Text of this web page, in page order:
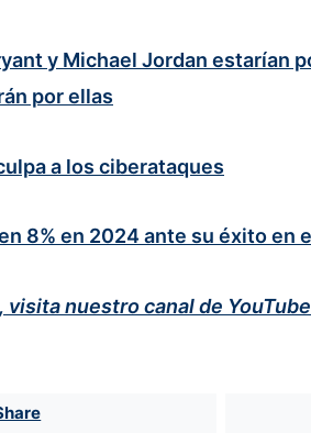
y Michael Jordan estarían
por ellas
a los ciberataques
8% en 2024 ante su éxito en
visita nuestro canal de YouTube